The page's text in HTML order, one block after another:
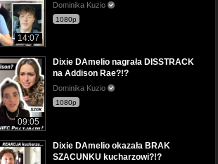
14:07
Dominika Kuzio
1080p
09:05
Dixie DAmelio nagrała DISSTRACK
na Addison Rae?!?
Dominika Kuzio
1080p
Dixie DAmelio okazała BRAK
SZACUNKU kucharzowi?!?